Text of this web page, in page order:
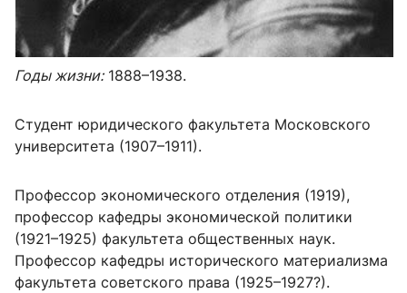
Годы жизни:1888–1938.
Студент юридического факультета Московского
университета (1907–1911).
Профессор экономического отделения (1919),
профессор кафедры экономической политики
(1921–1925) факультета общественных наук.
Профессор кафедры исторического материализма
факультета советского права (1925–1927?).